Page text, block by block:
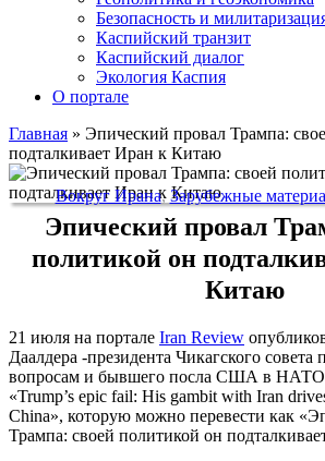
Безопасность и
Каспийский транзит
Каспийский диалог
Экология Каспия
О портале
Главная » Эпический провал Трампа:
подталкивает Иран к Китаю
Вокруг Ирана,Зарубежные
Эпический провал
политикой он
Китаю
21 июля на портале Iran Review
Даалдера -президента Чикагского совета
вопросам и бывшего посла США в НАТО
«Trump’s epic fail: His gambit with Iran
China», которую можно перевести как
Трампа: своей политикой он